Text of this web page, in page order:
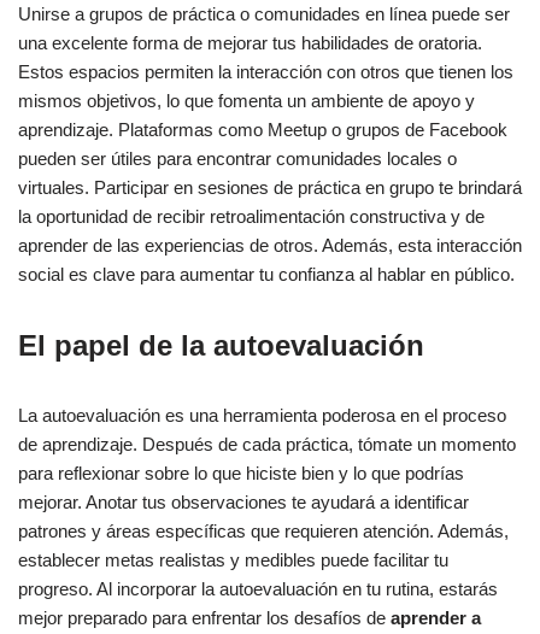
Unirse a grupos de práctica o comunidades en línea puede ser
una excelente forma de mejorar tus habilidades de oratoria.
Estos espacios permiten la interacción con otros que tienen los
mismos objetivos, lo que fomenta un ambiente de apoyo y
aprendizaje. Plataformas como Meetup o grupos de Facebook
pueden ser útiles para encontrar comunidades locales o
virtuales. Participar en sesiones de práctica en grupo te brindará
la oportunidad de recibir retroalimentación constructiva y de
aprender de las experiencias de otros. Además, esta interacción
social es clave para aumentar tu confianza al hablar en público.
El papel de la autoevaluación
La autoevaluación es una herramienta poderosa en el proceso
de aprendizaje. Después de cada práctica, tómate un momento
para reflexionar sobre lo que hiciste bien y lo que podrías
mejorar. Anotar tus observaciones te ayudará a identificar
patrones y áreas específicas que requieren atención. Además,
establecer metas realistas y medibles puede facilitar tu
progreso. Al incorporar la autoevaluación en tu rutina, estarás
mejor preparado para enfrentar los desafíos de aprender a